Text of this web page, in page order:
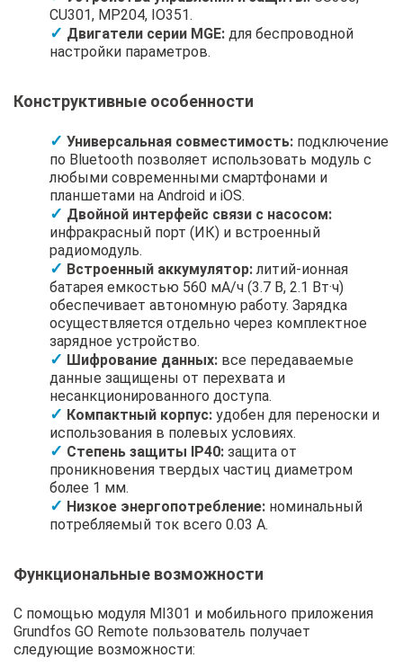
CU301, MP204, IO351.
Двигатели серии MGE: для беспроводной
настройки параметров.
Конструктивные особенности
Универсальная совместимость: подключение
по Bluetooth позволяет использовать модуль с
любыми современными смартфонами и
планшетами на Android и iOS.
Двойной интерфейс связи с насосом:
инфракрасный порт (ИК) и встроенный
радиомодуль.
Встроенный аккумулятор: литий-ионная
батарея емкостью 560 мА/ч (3.7 В, 2.1 Вт·ч)
обеспечивает автономную работу. Зарядка
осуществляется отдельно через комплектное
зарядное устройство.
Шифрование данных: все передаваемые
данные защищены от перехвата и
несанкционированного доступа.
Компактный корпус: удобен для переноски и
использования в полевых условиях.
Степень защиты IP40: защита от
проникновения твердых частиц диаметром
более 1 мм.
Низкое энергопотребление: номинальный
потребляемый ток всего 0.03 А.
Функциональные возможности
С помощью модуля MI301 и мобильного приложения
Grundfos GO Remote пользователь получает
следующие возможности: